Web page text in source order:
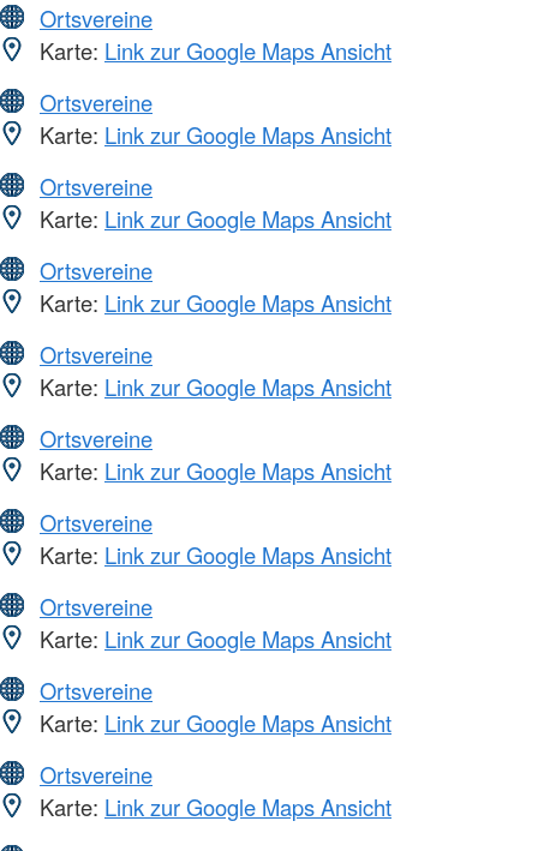
Ortsvereine
Karte: Link zur Google Maps Ansicht
Ortsvereine
Karte: Link zur Google Maps Ansicht
Ortsvereine
Karte: Link zur Google Maps Ansicht
Ortsvereine
Karte: Link zur Google Maps Ansicht
Ortsvereine
Karte: Link zur Google Maps Ansicht
Ortsvereine
Karte: Link zur Google Maps Ansicht
Ortsvereine
Karte: Link zur Google Maps Ansicht
Ortsvereine
Karte: Link zur Google Maps Ansicht
Ortsvereine
Karte: Link zur Google Maps Ansicht
Ortsvereine
Karte: Link zur Google Maps Ansicht